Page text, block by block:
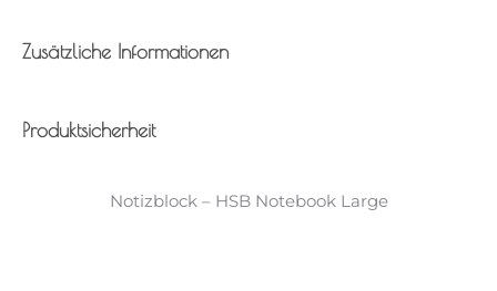
Zusätzliche Informationen
Produktsicherheit
Notizblock – HSB Notebook Large